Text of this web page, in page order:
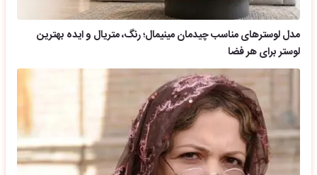
مدل لوسترهای مناسب چیدمان مینیمال؛ رنگ، متریال و ایده بهترین
لوستر برای هر فضا